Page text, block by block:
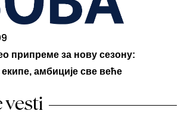
припреме за нову сезону:
амбиције све веће
vesti